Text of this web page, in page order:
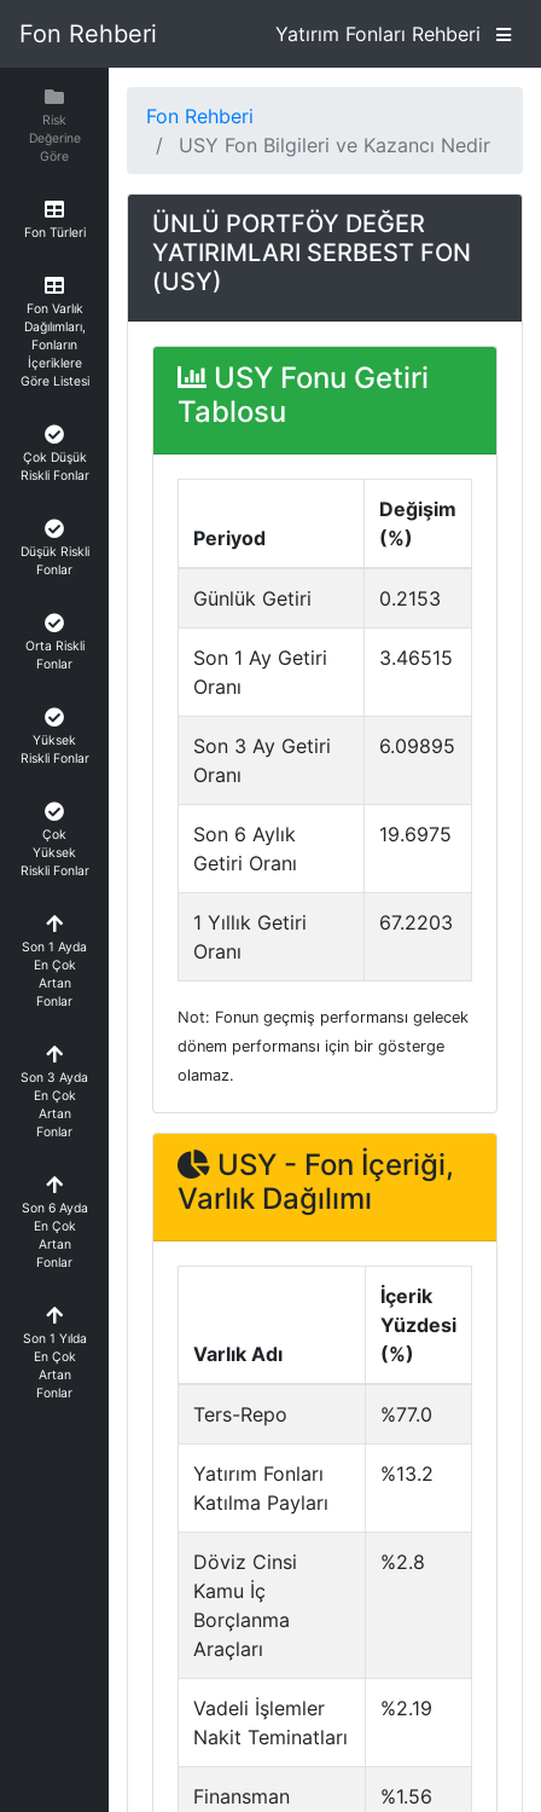
Fon Rehberi Yatırım Fonları Rehberi
Risk
Değerine
Göre
Fon Türleri
Fon Varlık
Dağılımları,
Fonların
İçeriklere
Göre Listesi
Çok Düşük
Riskli Fonlar
Düşük Riskli
Fonlar
Orta Riskli
Fonlar
Yüksek
Riskli Fonlar
Çok
Yüksek
Riskli Fonlar
Son 1 Ayda
En Çok
Artan
Fonlar
Son 3 Ayda
En Çok
Artan
Fonlar
Son 6 Ayda
En Çok
Artan
Fonlar
Son 1 Yılda
En Çok
Artan
Fonlar
Fon Rehberi
USY Fon Bilgileri ve Kazancı Nedir
ÜNLÜ PORTFÖY DEĞER
YATIRIMLARI SERBEST FON
(USY)
USY Fonu Getiri
Tablosu
Periyod
Değişim
(%)
Günlük Getiri 0.2153
Son 1 Ay Getiri
Oranı
3.46515
Son 3 Ay Getiri
Oranı
6.09895
Son 6 Aylık
Getiri Oranı
19.6975
1 Yıllık Getiri
Oranı
67.2203
Not: Fonun geçmiş performansı gelecek
dönem performansı için bir gösterge
olamaz.
USY - Fon İçeriği,
Varlık Dağılımı
Varlık Adı
İçerik
Yüzdesi
(%)
Ters-Repo %77.0
Yatırım Fonları
Katılma Payları
%13.2
Döviz Cinsi
Kamu İç
Borçlanma
Araçları
%2.8
Vadeli İşlemler
Nakit Teminatları
%2.19
Finansman
%1.56